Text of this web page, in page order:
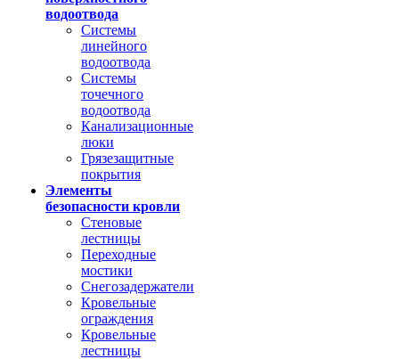
водоотвода
Системы
линейного
водоотвода
Системы
точечного
водоотвода
Канализационные
люки
Грязезащитные
покрытия
Элементы
безопасности кровли
Стеновые
лестницы
Переходные
мостики
Снегозадержатели
Кровельные
ограждения
Кровельные
лестницы